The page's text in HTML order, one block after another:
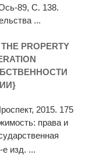
89, С. 138.
...
PROPERTY
2015. 175
права и
изд. ...